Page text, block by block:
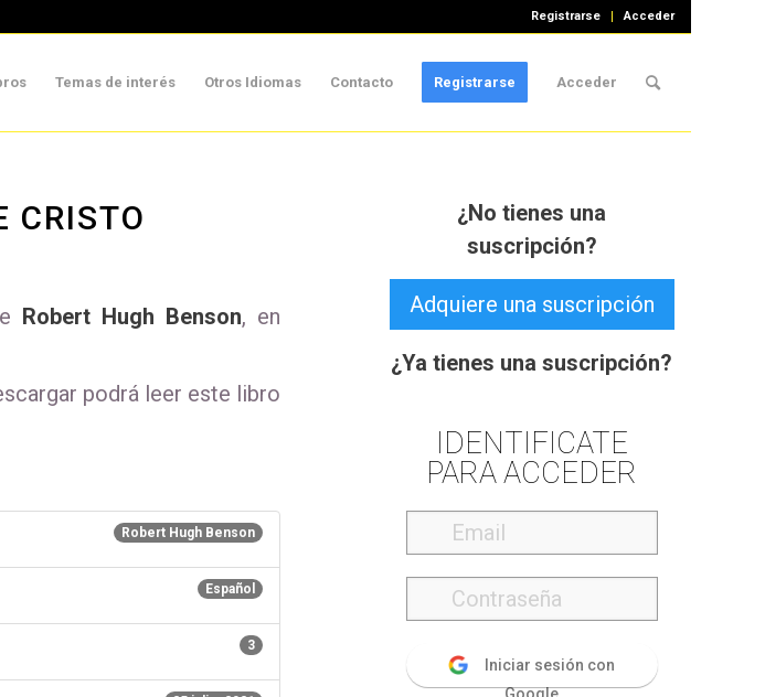
Registrarse Acceder
Temas de interés Otros Idiomas Contacto Registrarse Acceder
CRISTO
Robert Hugh Benson, en
podrá leer este libro
Robert Hugh Benson
Español
3
¿No tienes una
suscripción?
Adquiere una suscripción
¿Ya tienes una suscripción?
IDENTIFICATE
PARA ACCEDER
Iniciar sesión con